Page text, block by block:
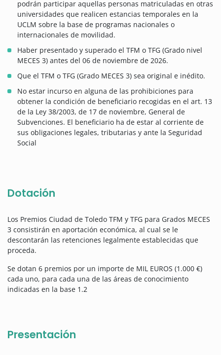
podrán participar aquellas personas matriculadas en otras
universidades que realicen estancias temporales en la
UCLM sobre la base de programas nacionales o
internacionales de movilidad.
Haber presentado y superado el TFM o TFG (Grado nivel
MECES 3) antes del 06 de noviembre de 2026.
Que el TFM o TFG (Grado MECES 3) sea original e inédito.
No estar incurso en alguna de las prohibiciones para
obtener la condición de beneficiario recogidas en el art. 13
de la Ley 38/2003, de 17 de noviembre, General de
Subvenciones. El beneficiario ha de estar al corriente de
sus obligaciones legales, tributarias y ante la Seguridad
Social
Dotación
Los Premios Ciudad de Toledo TFM y TFG para Grados MECES
3 consistirán en aportación económica, al cual se le
descontarán las retenciones legalmente establecidas que
proceda.
Se dotan 6 premios por un importe de MIL EUROS (1.000 €)
cada uno, para cada una de las áreas de conocimiento
indicadas en la base 1.2
Presentación